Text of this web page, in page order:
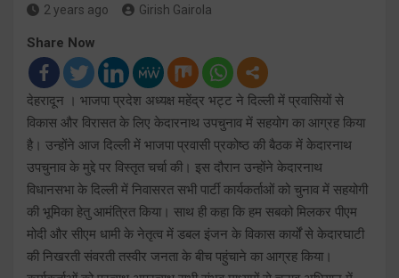
2 years ago Girish Gairola
Share Now
देहरादून । भाजपा प्रदेश अध्यक्ष महेंद्र भट्ट ने दिल्ली में प्रवासियों से
विकास और विरासत के लिए केदारनाथ उपचुनाव में सहयोग का आग्रह किया
है। उन्होंने आज दिल्ली में भाजपा प्रवासी प्रकोष्ठ की बैठक में केदारनाथ
उपचुनाव के मुद्दे पर विस्तृत चर्चा की। इस दौरान उन्होंने केदारनाथ
विधानसभा के दिल्ली में निवासरत सभी पार्टी कार्यकर्ताओं को चुनाव में सहयोगी
की भूमिका हेतु आमंत्रित किया। साथ ही कहा कि हम सबको मिलकर पीएम
मोदी और सीएम धामी के नेतृत्व में डबल इंजन के विकास कार्यों से केदारघाटी
की निखरती संवरती तस्वीर जनता के बीच पहुंचाने का आग्रह किया।